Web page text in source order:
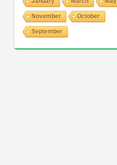
November October
September